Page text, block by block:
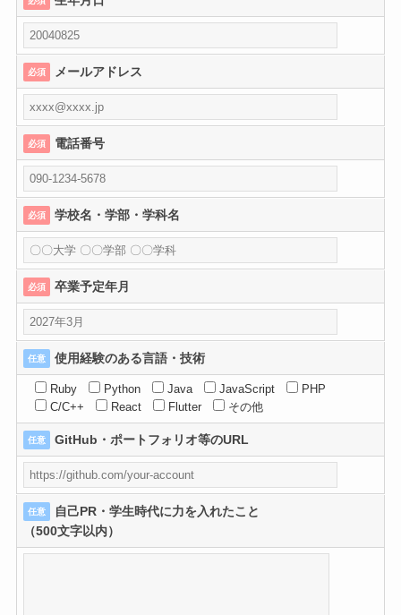
必須 メールアドレス
必須 電話番号
必須 学校名・学部・学科名
必須 卒業予定年月
任意 使用経験のある言語・技術
Ruby Python Java JavaScript
PHP
C/C++
React Flutter その他
任意 GitHub・ポートフォリオ等のURL
任意
自己PR・学生時代に力を入れたこと
（500文字以内）